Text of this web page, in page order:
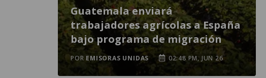
Guatemala enviará
trabajadores agrícolas a España
bajo programa de migración
POR EMISORAS UNIDAS 02:48 PM, JUN 26